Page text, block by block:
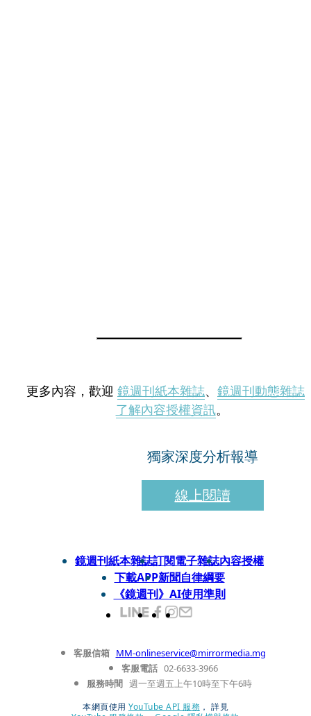
更多內容，歡迎 鏡週刊紙本雜誌、 鏡週刊動態雜誌
了解內容授權資訊。
獨家深度分析報導
線上閱讀
鏡週刊紙本雜誌訂閱電子雜誌內容授權
下載APP新聞自律綱要
《鏡週刊》AI使用準則
客服信箱 MM-onlineservice@mirrormedia.mg
客服電話 02-6633-3966
服務時間 週一至週五上午10時至下午6時
本網頁使用 YouTube API 服務 ， 詳見